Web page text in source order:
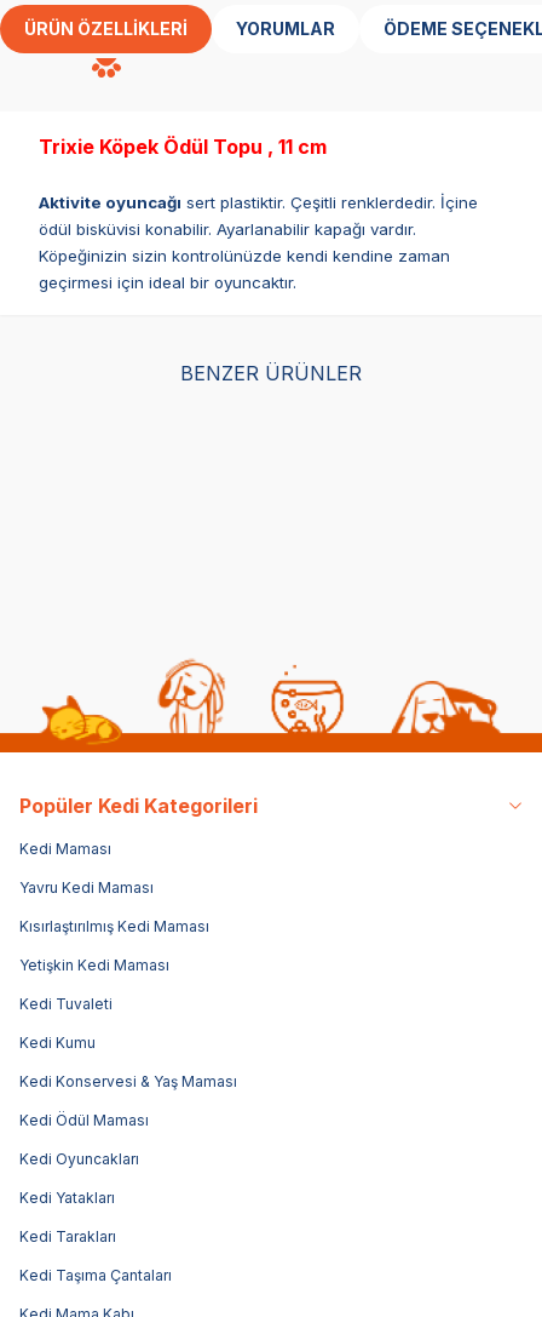
ÜRÜN ÖZELLIKLERI YORUMLAR ÖDEME
Trixie Köpek Ödül Topu , 11 cm
Aktivite oyuncağı sert plastiktir. Çeşitli renklerdedir. İçine
ödül bisküvisi konabilir. Ayarlanabilir kapağı vardır.
Köpeğinizin sizin kontrolünüzde kendi kendine zaman
geçirmesi için ideal bir oyuncaktır.
BENZER ÜRÜNLER
Popüler Kedi Kategorileri
Kedi Maması
Yavru Kedi Maması
Kısırlaştırılmış Kedi Maması
Yetişkin Kedi Maması
Kedi Tuvaleti
Kedi Kumu
Kedi Konservesi & Yaş Maması
Kedi Ödül Maması
Kedi Oyuncakları
Kedi Yatakları
Kedi Tarakları
Kedi Taşıma Çantaları